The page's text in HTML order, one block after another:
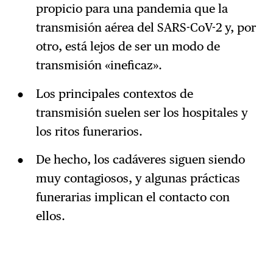
propicio para una pandemia que la
transmisión aérea del SARS-CoV-2 y, por
otro, está lejos de ser un modo de
transmisión «ineficaz».
Los principales contextos de
transmisión suelen ser los hospitales y
los ritos funerarios.
De hecho, los cadáveres siguen siendo
muy contagiosos, y algunas prácticas
funerarias implican el contacto con
ellos.